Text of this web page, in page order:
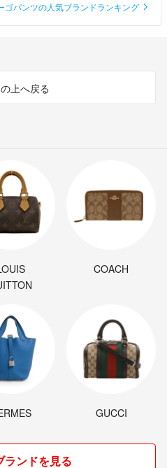
ゴパンツの人気ブランドランキング
上へ戻る
COACH
GUCCI
ランドを見る